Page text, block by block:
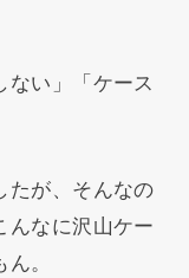
ない」「ケース
たが、そんなの
んなに沢山ケー
。